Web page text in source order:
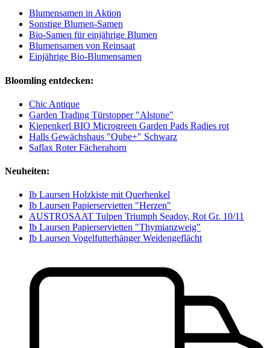
Blumensamen in Aktion
Sonstige Blumen-Samen
Bio-Samen für einjährige Blumen
Blumensamen von Reinsaat
Einjährige Bio-Blumensamen
Bloomling entdecken:
Chic Antique
Garden Trading Türstopper "Alstone"
Kiepenkerl BIO Microgreen Garden Pads Radies rot
Halls Gewächshaus "Qube+" Schwarz
Saflax Roter Fächerahorn
Neuheiten:
Ib Laursen Holzkiste mit Querhenkel
Ib Laursen Papierservietten "Herzen"
AUSTROSAAT Tulpen Triumph Seadov, Rot Gr. 10/11
Ib Laursen Papierservietten "Thymianzweig"
Ib Laursen Vogelfutterhänger Weidengeflächt